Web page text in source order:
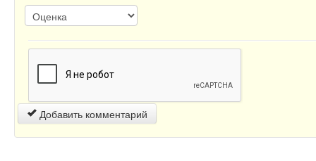
Добавить комментарий